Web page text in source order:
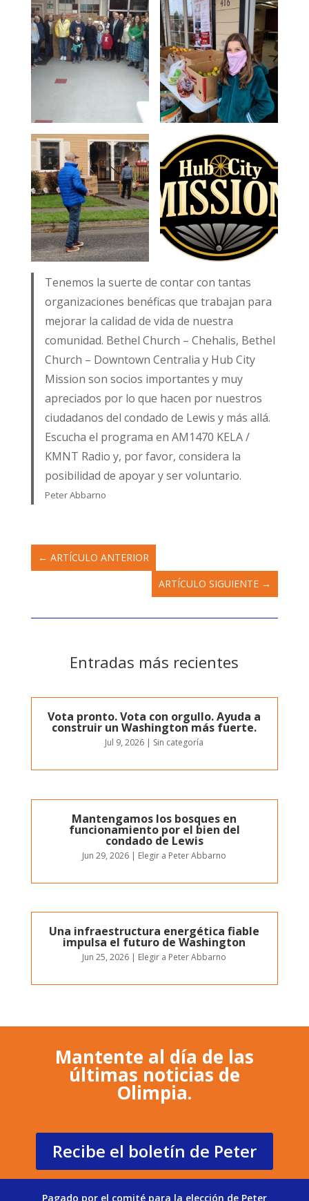
Tenemos la suerte de contar con tantas
organizaciones benéficas que trabajan para
mejorar la calidad de vida de nuestra
comunidad. Bethel Church – Chehalis, Bethel
Church – Downtown Centralia y Hub City
Mission son socios importantes y muy
apreciados por lo que hacen por nuestros
ciudadanos del condado de Lewis y más allá.
Escucha el programa en AM1470 KELA /
KMNT Radio y, por favor, considera la
posibilidad de apoyar y ser voluntario.
Peter Abbarno
← ARTÍCULO ANTERIOR
ARTÍCULO SIGUIENTE →
Entradas más recientes
Vota pronto. Vota con orgullo. Ayuda a
construir un Washington más fuerte.
Jul 9, 2026 | Sin categoría
Mantengamos los bosques en
funcionamiento por el bien del
condado de Lewis
Jun 29, 2026 | Elegir a Peter Abbarno
Una infraestructura energética fiable
impulsa el futuro de Washington
Jun 25, 2026 | Elegir a Peter Abbarno
Mantente al día de las
últimas noticias de
Olimpia.
Recibe el boletín de Peter
Pagado por el comité para la elección de Peter